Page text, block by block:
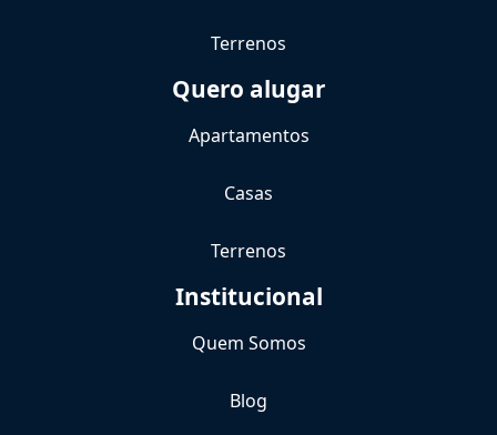
Terrenos
Quero alugar
Apartamentos
Casas
Terrenos
Institucional
Quem Somos
Blog